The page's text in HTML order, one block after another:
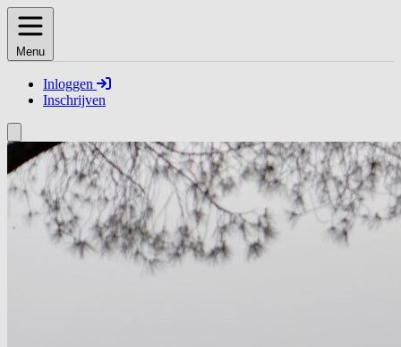
Menu
Inloggen
Inschrijven